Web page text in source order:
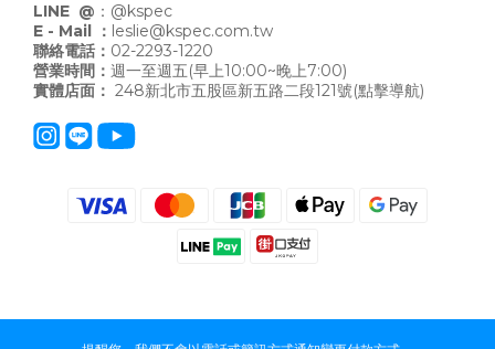
LINE @ ： @kspec
E - Mail ： leslie@kspec.com.tw
聯絡電話： 02-2293-1220
營業時間： 週一至週五(早上10:00~晚上7:00)
實體店面： 248新北市五股區新五路二段121號(點擊導航)